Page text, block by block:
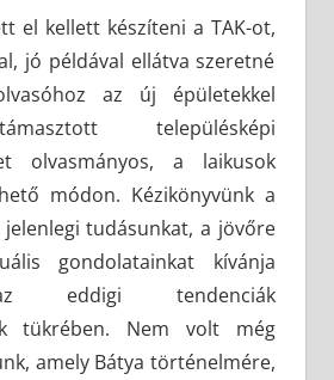
el kellett készíteni a TAK-ot,
jó példával ellátva szeretné
az új épületekkel
településképi
olvasmányos, a laikusok
módon. Kézikönyvünk a
tudásunkat, a jövőre
gondolatainkat kívánja
eddigi tendenciák
tükrében. Nem volt még
amely Bátya történelmére,